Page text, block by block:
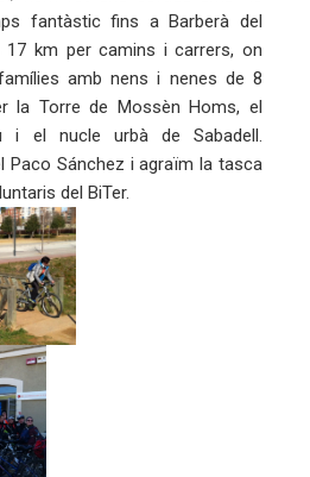
fantàstic fins a Barberà del
17 km per camins i carrers, on
amb nens i nenes de 8
la Torre de Mossèn Homs, el
i el nucle urbà de Sabadell.
Paco Sánchez i agraïm la tasca
del BiTer.